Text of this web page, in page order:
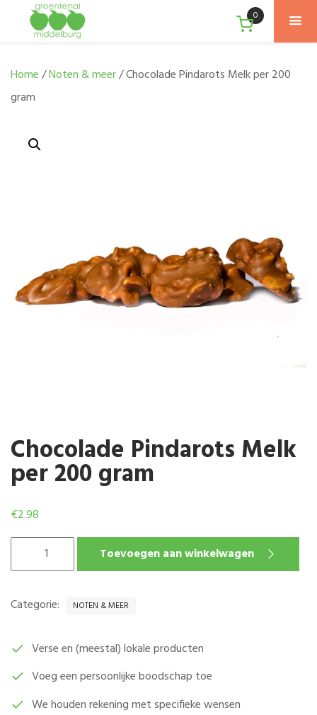
0
Home/Noten & meer/ Chocolade Pindarots Melk per 200
gram
Chocolade Pindarots Melk
per 200 gram
€2.98
PINDAROTS
200
AANTAL
Toevoegen aan winkelwagen
Categorie: NOTEN & MEER
Verse en (meestal) lokale producten
Voeg een persoonlijke boodschap toe
We houden rekening met specifieke wensen